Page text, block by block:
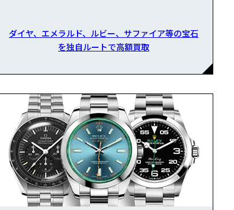
ダイヤ、エメラルド、ルビー、サファイア等の宝石
を独自ルートで高額買取